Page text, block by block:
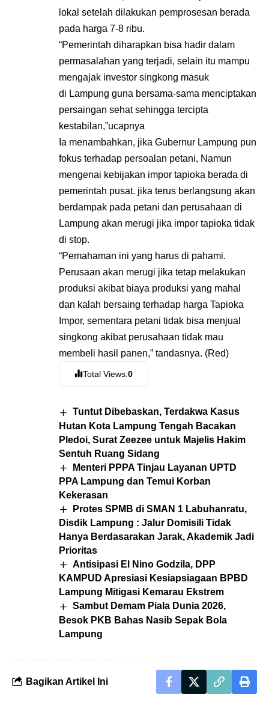
lokal setelah dilakukan pemprosesan berada
pada harga 7-8 ribu.
“Pemerintah diharapkan bisa hadir dalam
permasalahan yang terjadi, selain itu mampu
mengajak investor singkong masuk
di Lampung guna bersama-sama menciptakan
persaingan sehat sehingga tercipta
kestabilan,”ucapnya
Ia menambahkan, jika Gubernur Lampung pun
fokus terhadap persoalan petani, Namun
mengenai kebijakan impor tapioka berada di
pemerintah pusat. jika terus berlangsung akan
berdampak pada petani dan perusahaan di
Lampung akan merugi jika impor tapioka tidak
di stop.
“Pemahaman ini yang harus di pahami.
Perusaan akan merugi jika tetap melakukan
produksi akibat biaya produksi yang mahal
dan kalah bersaing terhadap harga Tapioka
Impor, sementara petani tidak bisa menjual
singkong akibat perusahaan tidak mau
membeli hasil panen,” tandasnya. (Red)
Total Views:0
Tuntut Dibebaskan, Terdakwa Kasus
Hutan Kota Lampung Tengah Bacakan
Pledoi, Surat Zeezee untuk Majelis Hakim
Sentuh Ruang Sidang
Menteri PPPA Tinjau Layanan UPTD
PPA Lampung dan Temui Korban
Kekerasan
Protes SPMB di SMAN 1 Labuhanratu,
Disdik Lampung : Jalur Domisili Tidak
Hanya Berdasarakan Jarak, Akademik Jadi
Prioritas
Antisipasi El Nino Godzila, DPP
KAMPUD Apresiasi Kesiapsiagaan BPBD
Lampung Mitigasi Kemarau Ekstrem
Sambut Demam Piala Dunia 2026,
Besok PKB Bahas Nasib Sepak Bola
Lampung
Bagikan Artikel Ini